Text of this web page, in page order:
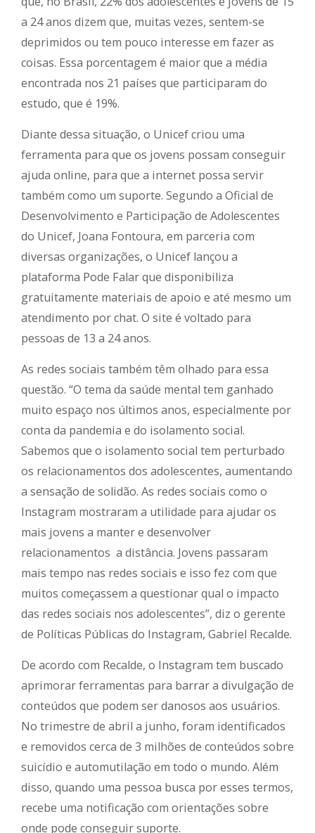
a 24 anos dizem que, muitas vezes, sentem-se
deprimidos ou tem pouco interesse em fazer as
coisas. Essa porcentagem é maior que a média
encontrada nos 21 países que participaram do
estudo, que é 19%.
Diante dessa situação, o Unicef criou uma
ferramenta para que os jovens possam conseguir
ajuda online, para que a internet possa servir
também como um suporte. Segundo a Oficial de
Desenvolvimento e Participação de Adolescentes
do Unicef, Joana Fontoura, em parceria com
diversas organizações, o Unicef lançou a
plataforma Pode Falar que disponibiliza
gratuitamente materiais de apoio e até mesmo um
atendimento por chat. O site é voltado para
pessoas de 13 a 24 anos.
As redes sociais também têm olhado para essa
questão. “O tema da saúde mental tem ganhado
muito espaço nos últimos anos, especialmente por
conta da pandemia e do isolamento social.
Sabemos que o isolamento social tem perturbado
os relacionamentos dos adolescentes, aumentando
a sensação de solidão. As redes sociais como o
Instagram mostraram a utilidade para ajudar os
mais jovens a manter e desenvolver
relacionamentos a distância. Jovens passaram
mais tempo nas redes sociais e isso fez com que
muitos começassem a questionar qual o impacto
das redes sociais nos adolescentes”, diz o gerente
de Políticas Públicas do Instagram, Gabriel Recalde.
De acordo com Recalde, o Instagram tem buscado
aprimorar ferramentas para barrar a divulgação de
conteúdos que podem ser danosos aos usuários.
No trimestre de abril a junho, foram identificados
e removidos cerca de 3 milhões de conteúdos sobre
suicídio e automutilação em todo o mundo. Além
disso, quando uma pessoa busca por esses termos,
recebe uma notificação com orientações sobre
onde pode conseguir suporte.